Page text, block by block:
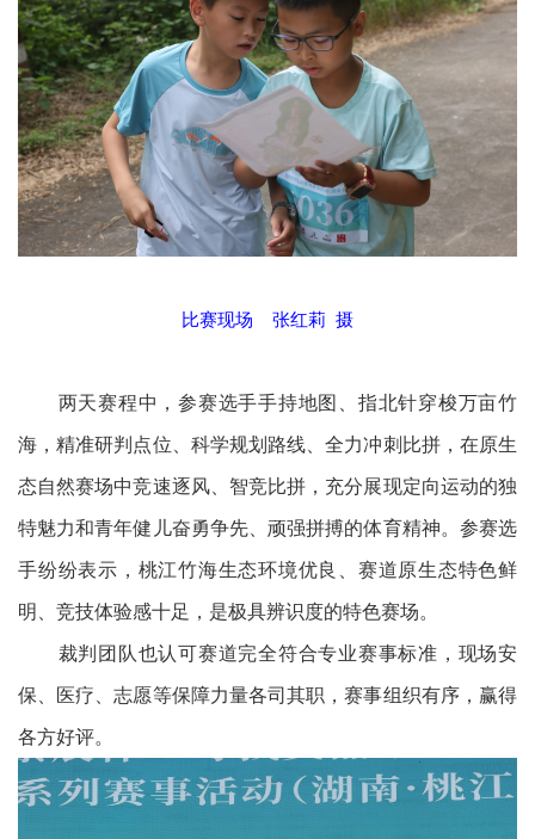
比赛现场 张红莉 摄
两天赛程中，参赛选手手持地图、指北针穿梭万亩竹
海，精准研判点位、科学规划路线、全力冲刺比拼，在原生
态自然赛场中竞速逐风、智竞比拼，充分展现定向运动的独
特魅力和青年健儿奋勇争先、顽强拼搏的体育精神。参赛选
手纷纷表示，桃江竹海生态环境优良、赛道原生态特色鲜
明、竞技体验感十足，是极具辨识度的特色赛场。
裁判团队也认可赛道完全符合专业赛事标准，现场安
保、医疗、志愿等保障力量各司其职，赛事组织有序，赢得
各方好评。